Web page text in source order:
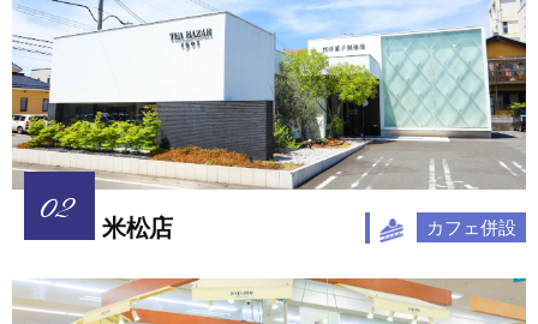
米松店 カフェ併設